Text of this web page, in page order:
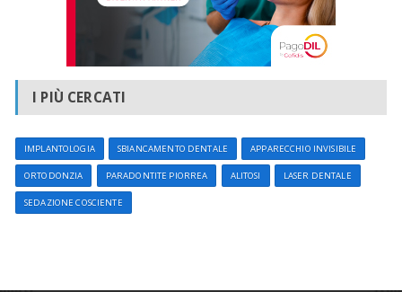
I PIÙ CERCATI
IMPLANTOLOGIA SBIANCAMENTO DENTALE APPARECCHIO INVISIBILE
ORTODONZIA PARADONTITE PIORREA ALITOSI LASER DENTALE
SEDAZIONE COSCIENTE